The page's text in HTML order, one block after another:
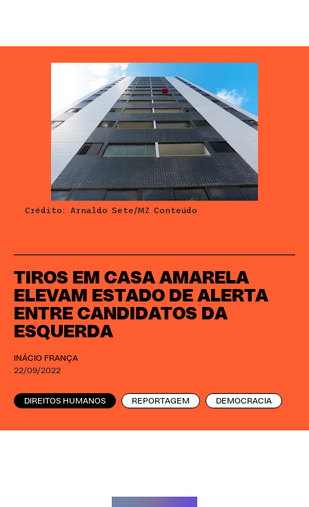
TIROS EM CASA AMARELA
ELEVAM ESTADO DE ALERTA
ENTRE CANDIDATOS DA
ESQUERDA
INÁCIO FRANÇA
22/09/2022
DIREITOS HUMANOS REPORTAGEM DEMOCRACIA
Crédito: Arnaldo Sete/MZ Conteúdo